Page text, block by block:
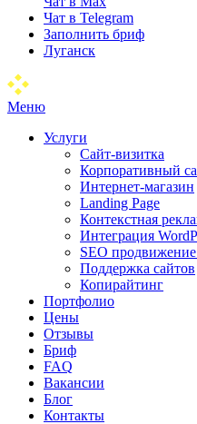
Чат в Telegram
Заполнить бриф
Луганск
Меню
Услуги
Сайт-визитка
Корпоративный
Интернет-магазин
Landing Page
Контекстная
Интеграция
SEO продвижение
Поддержка сайтов
Копирайтинг
Портфолио
Цены
Отзывы
Бриф
FAQ
Вакансии
Блог
Контакты